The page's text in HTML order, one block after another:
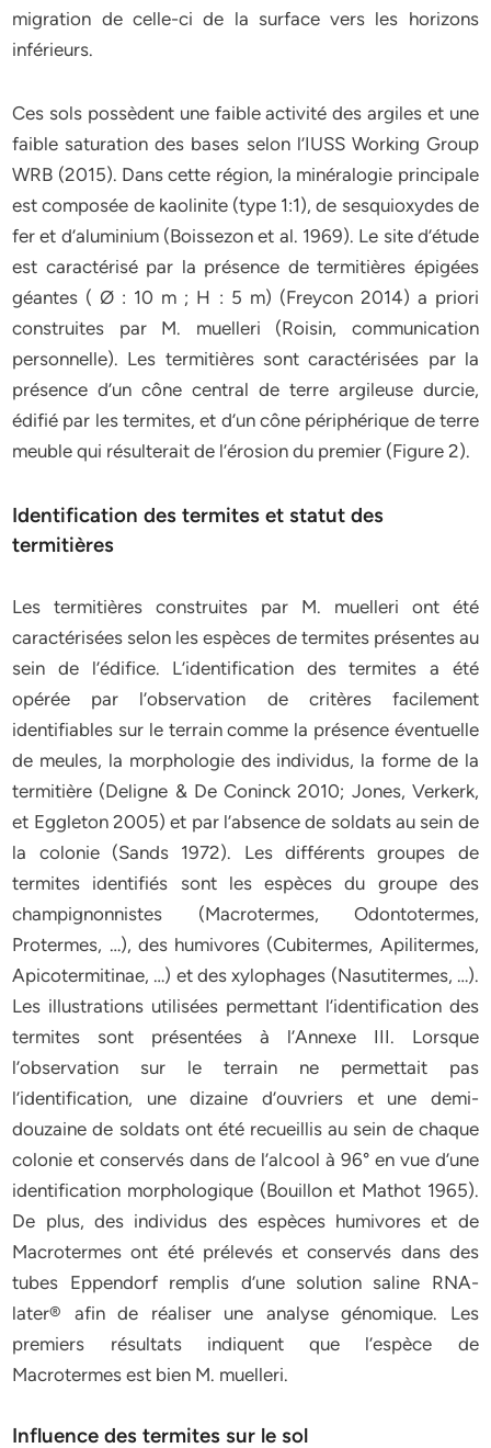
migration de celle-ci de la surface vers les horizons
inférieurs.
Ces sols possèdent une faible activité des argiles et une
faible saturation des bases selon l’IUSS Working Group
WRB (2015). Dans cette région, la minéralogie principale
est composée de kaolinite (type 1:1), de sesquioxydes de
fer et d’aluminium (Boissezon et al. 1969). Le site d’étude
est caractérisé par la présence de termitières épigées
géantes ( Ø : 10 m ; H : 5 m) (Freycon 2014) a priori
construites par M. muelleri (Roisin, communication
personnelle). Les termitières sont caractérisées par la
présence d’un cône central de terre argileuse durcie,
édifié par les termites, et d’un cône périphérique de terre
meuble qui résulterait de l’érosion du premier (Figure 2).
Identification des termites et statut des
termitières
Les termitières construites par M. muelleri ont été
caractérisées selon les espèces de termites présentes au
sein de l’édifice. L’identification des termites a été
opérée par l’observation de critères facilement
identifiables sur le terrain comme la présence éventuelle
de meules, la morphologie des individus, la forme de la
termitière (Deligne & De Coninck 2010; Jones, Verkerk,
et Eggleton 2005) et par l’absence de soldats au sein de
la colonie (Sands 1972). Les différents groupes de
termites identifiés sont les espèces du groupe des
champignonnistes (Macrotermes, Odontotermes,
Protermes, …), des humivores (Cubitermes, Apilitermes,
Apicotermitinae, …) et des xylophages (Nasutitermes, …).
Les illustrations utilisées permettant l’identification des
termites sont présentées à l’Annexe III. Lorsque
l’observation sur le terrain ne permettait pas
l’identification, une dizaine d’ouvriers et une demi-
douzaine de soldats ont été recueillis au sein de chaque
colonie et conservés dans de l’alcool à 96° en vue d’une
identification morphologique (Bouillon et Mathot 1965).
De plus, des individus des espèces humivores et de
Macrotermes ont été prélevés et conservés dans des
tubes Eppendorf remplis d’une solution saline RNA-
later® afin de réaliser une analyse génomique. Les
premiers résultats indiquent que l’espèce de
Macrotermes est bien M. muelleri.
Influence des termites sur le sol